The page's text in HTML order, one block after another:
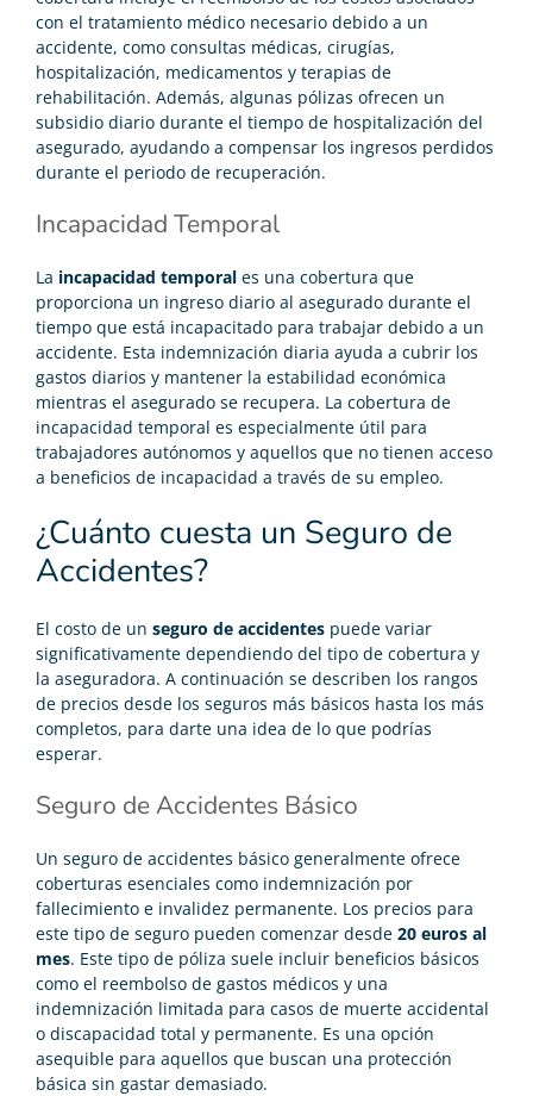
con el tratamiento médico necesario debido a un
accidente, como consultas médicas, cirugías,
hospitalización, medicamentos y terapias de
rehabilitación. Además, algunas pólizas ofrecen un
subsidio diario durante el tiempo de hospitalización del
asegurado, ayudando a compensar los ingresos perdidos
durante el periodo de recuperación.
Incapacidad Temporal
La incapacidad temporal es una cobertura que
proporciona un ingreso diario al asegurado durante el
tiempo que está incapacitado para trabajar debido a un
accidente. Esta indemnización diaria ayuda a cubrir los
gastos diarios y mantener la estabilidad económica
mientras el asegurado se recupera. La cobertura de
incapacidad temporal es especialmente útil para
trabajadores autónomos y aquellos que no tienen acceso
a beneficios de incapacidad a través de su empleo.
¿Cuánto cuesta un Seguro de
Accidentes?
El costo de un seguro de accidentes puede variar
significativamente dependiendo del tipo de cobertura y
la aseguradora. A continuación se describen los rangos
de precios desde los seguros más básicos hasta los más
completos, para darte una idea de lo que podrías
esperar.
Seguro de Accidentes Básico
Un seguro de accidentes básico generalmente ofrece
coberturas esenciales como indemnización por
fallecimiento e invalidez permanente. Los precios para
este tipo de seguro pueden comenzar desde 20 euros al
mes. Este tipo de póliza suele incluir beneficios básicos
como el reembolso de gastos médicos y una
indemnización limitada para casos de muerte accidental
o discapacidad total y permanente. Es una opción
asequible para aquellos que buscan una protección
básica sin gastar demasiado.